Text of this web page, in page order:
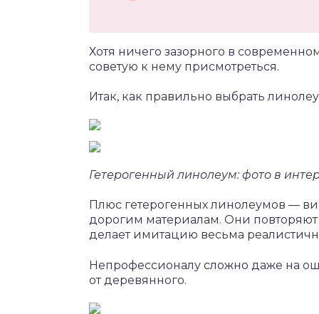
Хотя ничего зазорного в
советую к нему присмотреться.
Итак, как правильно выбрать
Гетерогенный линолеум: фото в
Плюс гетерогенных линолеумов —
дорогим материалам. Они повторяют
делает имитацию весьма
Непрофессионалу сложно даже на
от деревянного.